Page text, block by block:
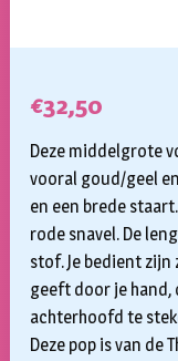
€32,50
Deze middelgrote
vooral goud/geel
en een brede
rode snavel. De
stof. Je bedient
geeft door je
achterhoofd te
Deze pop is van de